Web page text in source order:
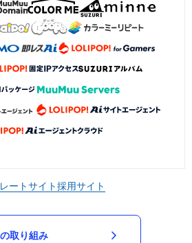
ートサイト採用サイト
取り組み